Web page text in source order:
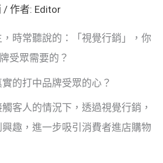
/ 作者: Editor
時常聽說的：「視覺行銷」，你
受眾需要的？
的打中品牌受眾的心？
客人的情況下，透過視覺行銷，
趣，進一步吸引消費者進店購物